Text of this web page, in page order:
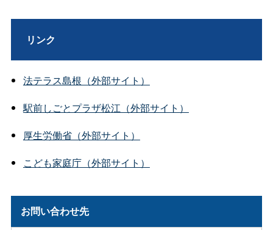
リンク
法テラス島根（外部サイト）
駅前しごとプラザ松江（外部サイト）
厚生労働省（外部サイト）
こども家庭庁（外部サイト）
お問い合わせ先